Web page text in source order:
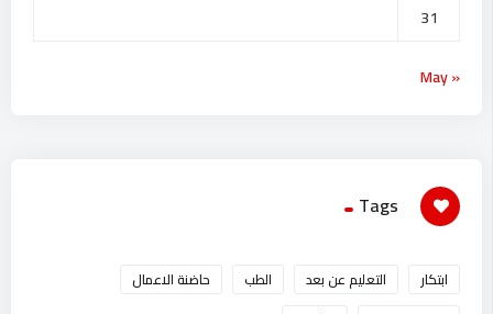
31
« May
Tags
ابتكار التعليم عن بعد الطب
حاضنة الاعمال